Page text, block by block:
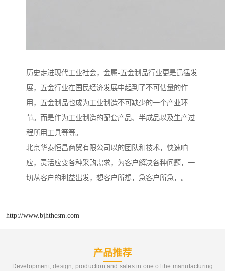
历史走进现代工业社会，金属-五金制品行业更是迅猛发
展，五金行业在国民经济发展中起到了不可估量的作
用，五金制品也成为工业制造不可缺少的一个产业环
节。而是作为工业制造的配套产品、半成品以及生产过
程所用工具等等。
北京华泰恒昌商贸有限公司以的团队和技术，快速响
应，灵活应变各种采购需求，为客户解决各种问题，一
切从客户的利益出发，想客户所想，急客户所急，。
http://www.bjhthcsm.com
产品推荐
Development, design, production and sales in one of the manufacturing